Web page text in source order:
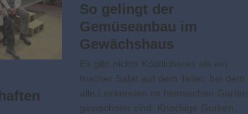
So gelingt der
Gemüseanbau im
Gewächshaus
Es gibt nichts Köstlicheres als ein
frischer Salat auf dem Teller, bei dem
alle Leckereien im heimischen Garten
gewachsen sind. Knackige Gurken,